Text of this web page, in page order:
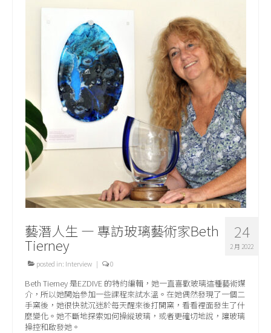
24
2 月 2022
藝潛人生 — 專訪玻璃藝術家Beth
Tierney
posted in: Interview | 0
Beth Tierney 是EZDIVE 的特約編輯，她一直喜歡玻璃這種藝術媒
介，所以她開始參加一些課程來試水溫。在她偶然發現了一個二
手窯後，她很快就沉迷於每天醒來後打開窯，看看裡面發生了什
麼變化。她不斷地探索如何操縱玻璃，或者更確切地說，讓玻璃
操控和啟發她。